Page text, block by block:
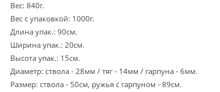
Вес: 840г.
Вес с упаковкой: 1000г.
Длина упак.: 90см.
Ширина упак.: 20см.
Высота упак.: 15см.
Диаметр: ствола - 28мм / тяг - 14мм / гарпуна - 6мм.
Размер: ствола - 50см, ружья с гарпуном - 89см.